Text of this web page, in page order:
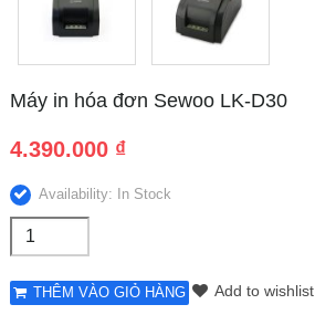
Máy in hóa đơn Sewoo LK-D30
4.390.000 ₫
Availability: In Stock
THÊM VÀO GIỎ HÀNG Add to wishlist